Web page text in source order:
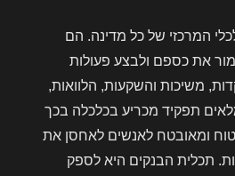
המרכזי של כל מדינה. הם
את כספם ולבצע פעולות
משיכות והשקעות, הלוואות,
תפקיד מכריע בכלכלה בכך
ומאובטח לאנשים לאחסן את
תכלית הבנקים היא לספק